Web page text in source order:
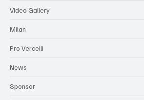
Video Gallery
Milan
Pro Vercelli
News
Sponsor